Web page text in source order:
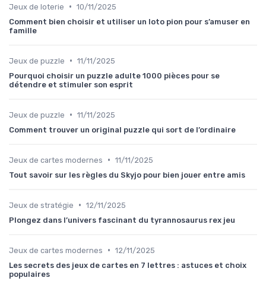
Jeux de loterie • 10/11/2025
Comment bien choisir et utiliser un loto pion pour s’amuser en
famille
Jeux de puzzle • 11/11/2025
Pourquoi choisir un puzzle adulte 1000 pièces pour se
détendre et stimuler son esprit
Jeux de puzzle • 11/11/2025
Comment trouver un original puzzle qui sort de l’ordinaire
Jeux de cartes modernes • 11/11/2025
Tout savoir sur les règles du Skyjo pour bien jouer entre amis
Jeux de stratégie • 12/11/2025
Plongez dans l’univers fascinant du tyrannosaurus rex jeu
Jeux de cartes modernes • 12/11/2025
Les secrets des jeux de cartes en 7 lettres : astuces et choix
populaires